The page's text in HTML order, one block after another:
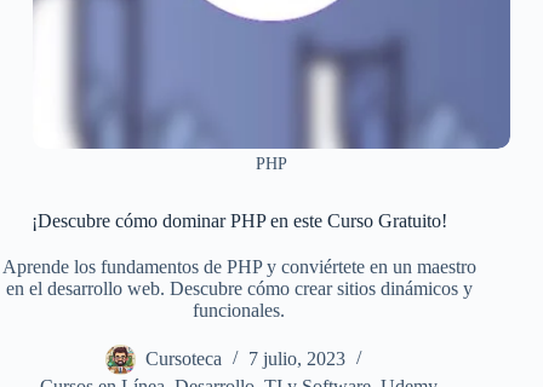
PHP
¡Descubre cómo dominar PHP en este Curso Gratuito!
Aprende los fundamentos de PHP y conviértete en un maestro
en el desarrollo web. Descubre cómo crear sitios dinámicos y
funcionales.
Cursoteca
7 julio, 2023